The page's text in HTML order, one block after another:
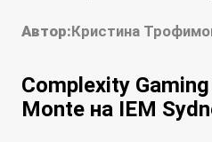
Автор:Кристина
Complexity
Monte на IEM